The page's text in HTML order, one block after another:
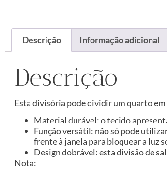
Descrição Informação adicional
Descrição
Esta divisória pode dividir um quarto
Material durável: o tecido
Função versátil: não só pode
frente à janela para bloquear a luz
Design dobrável: esta divisão de
Nota: